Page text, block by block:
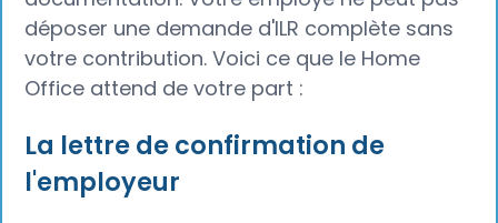
déposer une demande d'ILR complète sans
votre contribution. Voici ce que le Home
Office attend de votre part :
La lettre de confirmation de
l'employeur